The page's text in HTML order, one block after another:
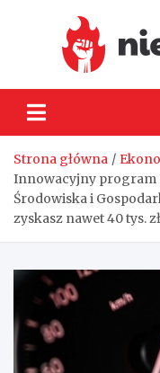
Strona główna
Innowacyjny program
Środowiska i
zyskasz nawet 40 tys.